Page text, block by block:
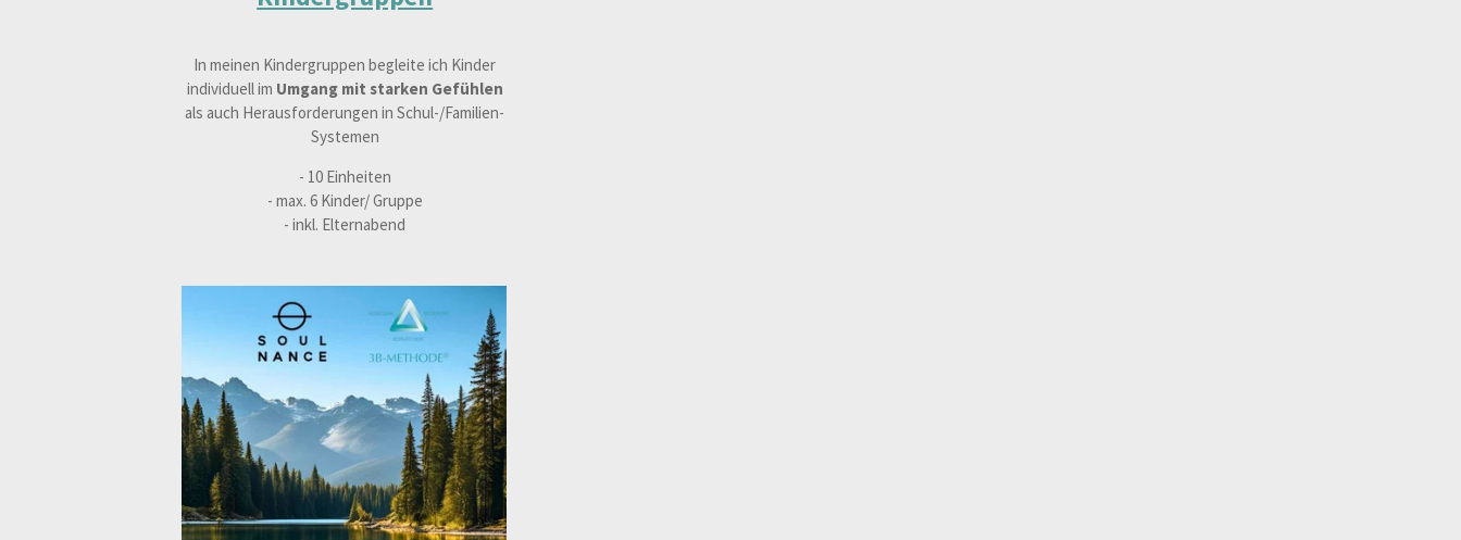
In meinen Kindergruppen begleite ich Kinder
individuell im Umgang mit starken Gefühlen
als auch Herausforderungen in Schul-/Familien-
Systemen
- 10 Einheiten
- max. 6 Kinder/ Gruppe
- inkl. Elternabend